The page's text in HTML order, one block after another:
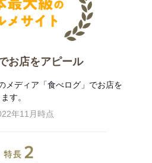
お店をアピール
メディア「食べログ」でお店を
す。
年11月時点